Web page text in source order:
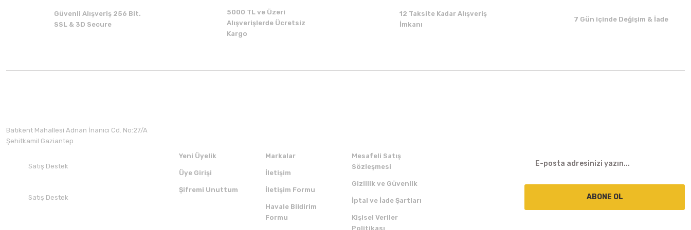
Güvenli Alışveriş 256 Bit.
SSL & 3D Secure
5000 TL ve Üzeri
Alışverişlerde Ücretsiz
Kargo
12 Taksite Kadar Alışveriş
İmkanı
7 Gün içinde Değişim & İade
Batıkent Mahallesi Adnan İnanıcı Cd. No:27/A
Şehitkamil Gaziantep
Satış Destek
Satış Destek
Yeni Üyelik
Üye Girişi
Şifremi Unuttum
Markalar
İletişim
İletişim Formu
Havale Bildirim
Formu
Mesafeli Satış
Sözleşmesi
Gizlilik ve Güvenlik
İptal ve İade Şartları
Kişisel Veriler
Politikası
ABONE OL